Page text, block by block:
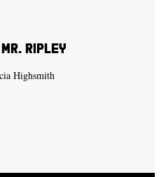
Ripley
Highsmith